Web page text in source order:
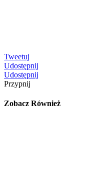
Tweetuj
Udostępnij
Udostępnij
Przypnij
Zobacz Również